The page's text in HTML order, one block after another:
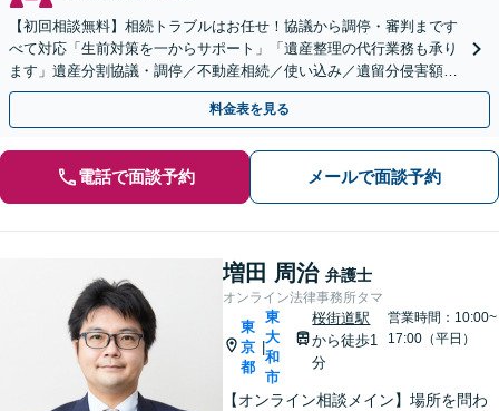
【初回相談無料】相続トラブルはお任せ！協議から調停・審判まです
べて対応「生前対策を一からサポート」「遺産整理の代行業務も承り
ます」遺産分割協議・調停／不動産相続／使い込み／遺留分侵害額請
求／相続放棄【完全個室】【国分寺駅3分】
料金表を見る
電話で面談予約 メールで面談予約
増田 周治 弁護士
オンライン法律事務所タマ
東
京
都
|
東
大
和
市
桜街道駅
から徒歩1
分
営業時間：10:00~
17:00（平日）
【オンライン相談メイン】場所を問わ